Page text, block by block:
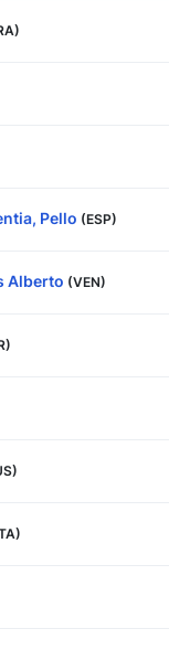
Pello (ESP)
Alberto (VEN)